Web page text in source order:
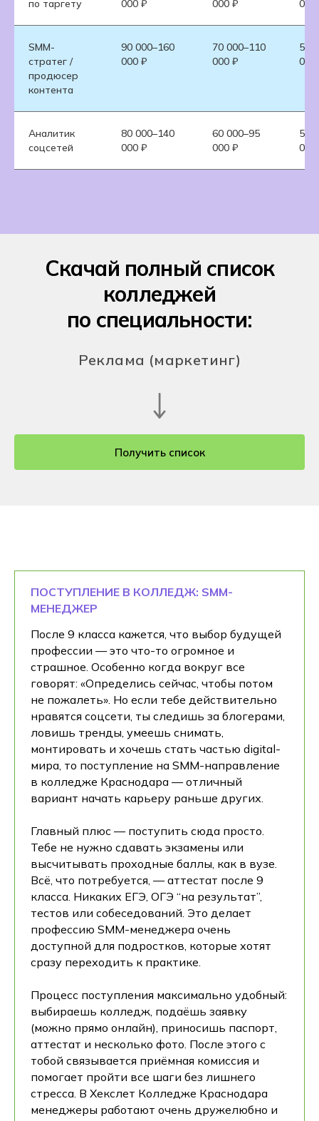
по таргету
000 ₽
000 ₽
000
SMM-
стратег /
продюсер
контента
90 000–160
000 ₽
70 000–110
000 ₽
55
000
Аналитик
соцсетей
80 000–140
000 ₽
60 000–95
000 ₽
50
000
Скачай полный список
колледжей
по специальности:
Реклама (маркетинг)
Получить список
ПОСТУПЛЕНИЕ В КОЛЛЕДЖ: SMM-
МЕНЕДЖЕР
После 9 класса кажется, что выбор будущей
профессии — это что-то огромное и
страшное. Особенно когда вокруг все
говорят: «Определись сейчас, чтобы потом
не пожалеть». Но если тебе действительно
нравятся соцсети, ты следишь за блогерами,
ловишь тренды, умеешь снимать,
монтировать и хочешь стать частью digital-
мирa, то поступление на SMM-направление
в колледже Краснодара — отличный
вариант начать карьеру раньше других.
Главный плюс — поступить сюда просто.
Тебе не нужно сдавать экзамены или
высчитывать проходные баллы, как в вузе.
Всё, что потребуется, — аттестат после 9
класса. Никаких ЕГЭ, ОГЭ “на результат”,
тестов или собеседований. Это делает
профессию SMM-менеджера очень
доступной для подростков, которые хотят
сразу переходить к практике.
Процесс поступления максимально удобный:
выбираешь колледж, подаёшь заявку
(можно прямо онлайн), приносишь паспорт,
аттестат и несколько фото. После этого с
тобой связывается приёмная комиссия и
помогает пройти все шаги без лишнего
стресса. В Хекслет Колледже Краснодара
менеджеры работают очень дружелюбно и